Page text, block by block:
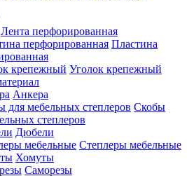
Лента перфорированная
Пластина
Уголок крепежный
Анкера
Скобы
степлеров
Дюбели
Степлеры мебельные
Хомуты
Саморезы